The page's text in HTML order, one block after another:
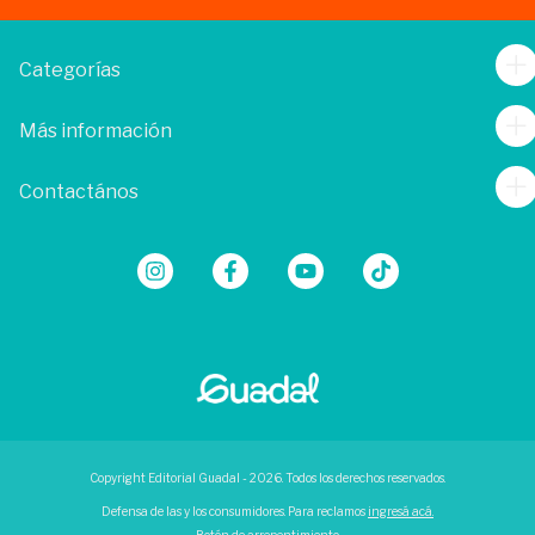
Categorías
Más información
Contactános
Copyright Editorial Guadal - 2026. Todos los derechos reservados.
Defensa de las y los consumidores. Para reclamos ingresá acá.